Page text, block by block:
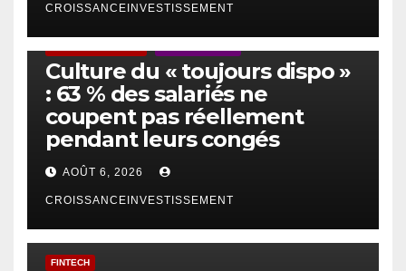
CROISSANCEINVESTISSEMENT
Culture du « toujours dispo »
: 63 % des salariés ne
coupent pas réellement
pendant leurs congés
AOÛT 6, 2026
CROISSANCEINVESTISSEMENT
FINTECH